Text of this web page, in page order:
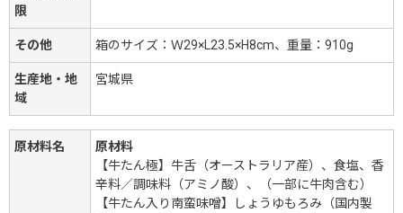
限
その他 箱のサイズ：Ｗ29×L23.5×H8cm、重量：910g
生産地・地
域
宮城県
原材料名
原材料
【牛たん極】牛舌（オーストラリア産）、食塩、香
辛料／調味料（アミノ酸）、（一部に牛肉含む）
【牛たん入り南蛮味噌】しょうゆもろみ（国内製